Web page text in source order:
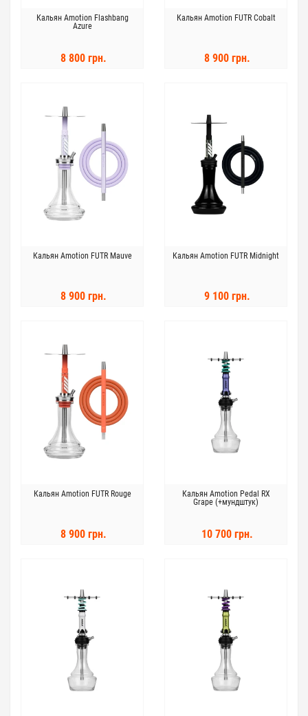
Кальян Amotion Flashbang
Azure
8 800 грн.
Кальян Amotion FUTR Cobalt
8 900 грн.
Кальян Amotion FUTR Mauve
8 900 грн.
Кальян Amotion FUTR Midnight
9 100 грн.
Кальян Amotion FUTR Rouge
8 900 грн.
Кальян Amotion Pedal RX
Grape (+мундштук)
10 700 грн.